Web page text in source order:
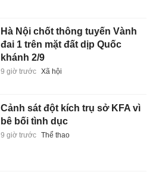
Hà Nội chốt thông tuyến Vành
đai 1 trên mặt đất dịp Quốc
khánh 2/9
9 giờ trước Xã hội
Cảnh sát đột kích trụ sở KFA vì
bê bối tình dục
9 giờ trước Thể thao